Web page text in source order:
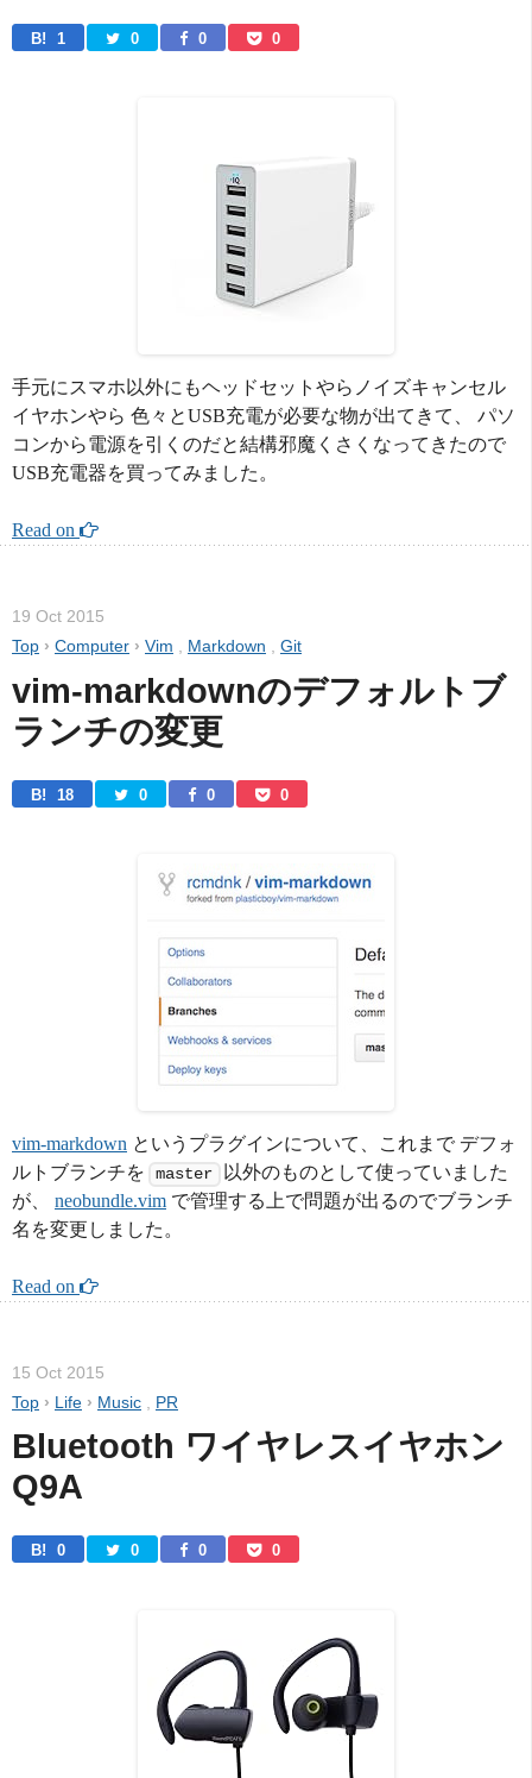
B! 1 0 0 0
手元にスマホ以外にもヘッドセットやらノイズキャンセル
イヤホンやら 色々とUSB充電が必要な物が出てきて、 パソ
コンから電源を引くのだと結構邪魔くさくなってきたので
USB充電器を買ってみました。
Read on
19 Oct 2015
Top › Computer › Vim , Markdown , Git
vim-markdownのデフォルトブ
ランチの変更
B! 18 0 0 0
vim-markdown というプラグインについて、これまで デフォ
ルトブランチを
master
以外のものとして使っていました
が、 neobundle.vim で管理する上で問題が出るのでブランチ
名を変更しました。
Read on
15 Oct 2015
Top › Life › Music PR
Bluetooth ワイヤレスイヤホン
Q9A
B! 0 0 0 0